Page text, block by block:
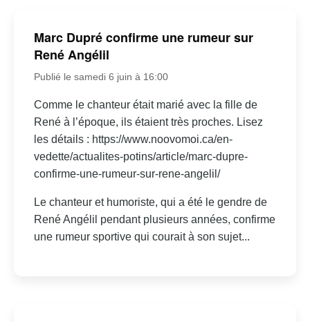
Marc Dupré confirme une rumeur sur
René Angélil
Publié le samedi 6 juin à 16:00
Comme le chanteur était marié avec la fille de
René à l’époque, ils étaient très proches. Lisez
les détails : https://www.noovomoi.ca/en-
vedette/actualites-potins/article/marc-dupre-
confirme-une-rumeur-sur-rene-angelil/
Le chanteur et humoriste, qui a été le gendre de
René Angélil pendant plusieurs années, confirme
une rumeur sportive qui courait à son sujet...